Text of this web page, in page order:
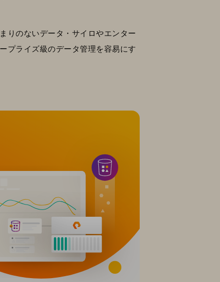
りのないデータ・サイロやエンター
プライズ級のデータ管理を容易にす